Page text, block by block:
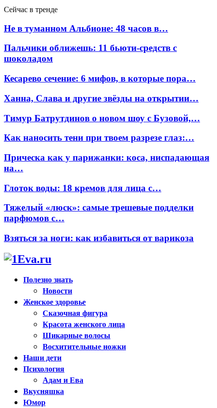
Сейчас в тренде
Не в туманном Альбионе: 48 часов в…
Пальчики оближешь: 11 бьюти-средств с
шоколадом
Кесарево сечение: 6 мифов, в которые пора…
Ханна, Слава и другие звёзды на открытии…
Тимур Батрутдинов о новом шоу с Бузовой,…
Как наносить тени при твоем разрезе глаз:…
Прическа как у парижанки: коса, ниспадающая
на…
Глоток воды: 18 кремов для лица с…
Тяжелый «люск»: самые трешевые подделки
парфюмов с…
Взяться за ноги: как избавиться от варикоза
Полезно знать
Новости
Женское здоровье
Сказочная фигура
Красота женского лица
Шикарные волосы
Восхитительные ножки
Наши дети
Психология
Адам и Ева
Вкусняшка
Юмор